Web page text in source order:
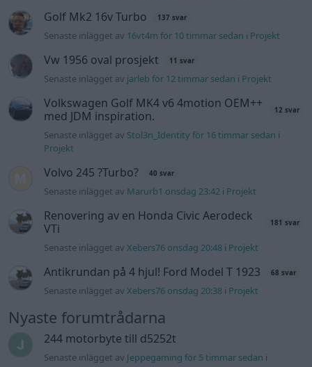
Golf Mk2 16v Turbo 137 svar
Senaste inlägget av 16vt4m för 10 timmar sedan i Projekt
Vw 1956 oval prosjekt 11 svar
Senaste inlägget av jarleb för 12 timmar sedan i Projekt
Volkswagen Golf MK4 v6 4motion OEM++
med JDM inspiration.
12 svar
Senaste inlägget av Stol3n_Identity för 16 timmar sedan i
Projekt
Volvo 245 ?Turbo? 40 svar
Senaste inlägget av Marurb1 onsdag 23:42 i Projekt
Renovering av en Honda Civic Aerodeck
VTi
181 svar
Senaste inlägget avXebers76 onsdag 20:48 i Projekt
Antikrundan på 4 hjul! Ford Model T 1923 68 svar
Senaste inlägget avXebers76 onsdag 20:38 i Projekt
Nyaste forumtrådarna
244 motorbyte till d5252t
Senaste inlägget av Jeppegaming för 5 timmar sedan i